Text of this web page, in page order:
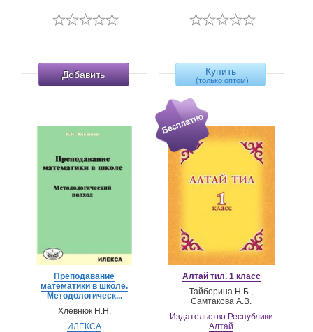
Добавить Купить
(только оптом)
Преподавание
математики в школе.
Методологическ...
Хлевнюк Н.Н.
ИЛЕКСА
Алтай тил. 1 класс
Тайборина Н.Б.,
Самтакова А.В.
Издательство Республики
Алтай